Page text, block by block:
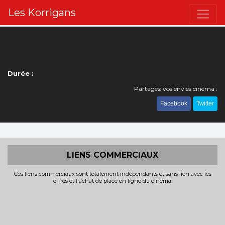
Les Korrigans
Durée :
Partagez vos envies cinéma :
Facebook Twitter
LIENS COMMERCIAUX
Ces liens commerciaux sont totalement indépendants et sans lien avec les
offres et l'achat de place en ligne du cinéma.